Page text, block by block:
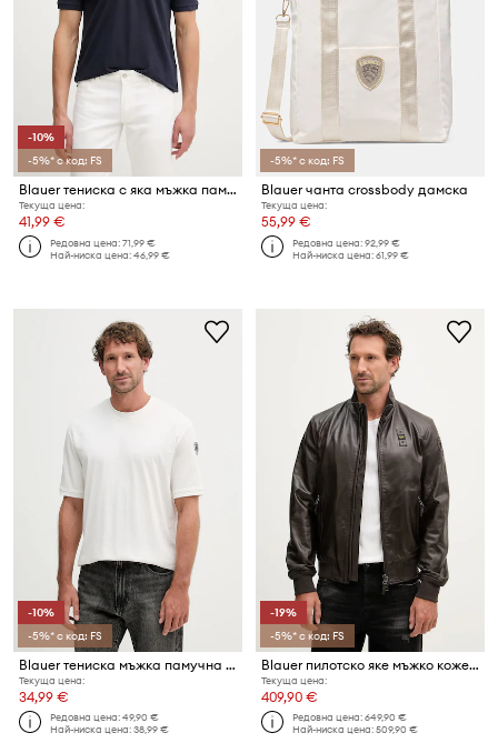
-10%
-5%* с код: FS
Blauer тениска с яка мъжка памучна RANSOM
Текуща цена:
41,99 €
Редовна цена:71,99 €
Най-ниска цена:46,99 €
-5%* с код: FS
Blauer чанта crossbody дамска
Текуща цена:
55,99 €
Редовна цена:92,99 €
Най-ниска цена:61,99 €
-10%
-5%* с код: FS
Blauer тениска мъжка памучна HANSON
Текуща цена:
34,99 €
Редовна цена:49,90 €
Най-ниска цена:38,99 €
-19%
-5%* с код: FS
Blauer пилотско яке мъжко кожено CONISTON
Текуща цена:
409,90 €
Редовна цена:649,90 €
Най-ниска цена:509,90 €